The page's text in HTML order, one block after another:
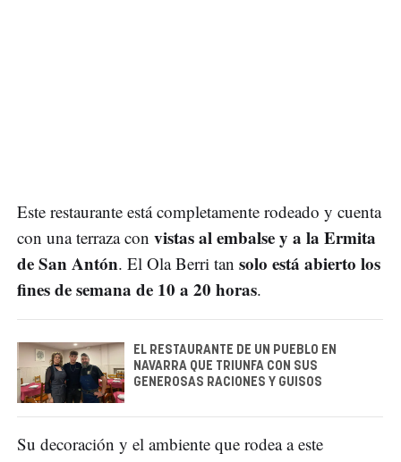
Este restaurante está completamente rodeado y cuenta
con una terraza con vistas al embalse y a la Ermita
de San Antón. El Ola Berri tan solo está abierto los
fines de semana de 10 a 20 horas.
EL RESTAURANTE DE UN PUEBLO EN
NAVARRA QUE TRIUNFA CON SUS
GENEROSAS RACIONES Y GUISOS
Su decoración y el ambiente que rodea a este